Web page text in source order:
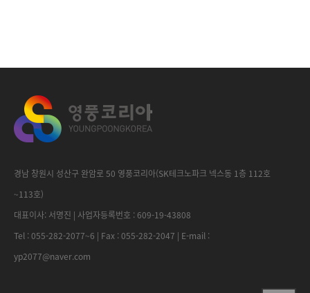
경남 창원시 성산구 완암로 50 영풍코리아(SK테크노파크 넥스동 1층 112호
~113호)
대표이사: 서명진 | 사업자등록번호 : 609-19-43808
Tel : 055-282-2077~6 | Fax : 055-282-2047 | E-mail :
yp2077@naver.com